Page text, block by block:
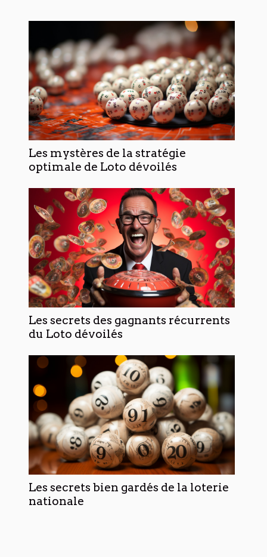
Les mystères de la stratégie
optimale de Loto dévoilés
Les secrets des gagnants récurrents
du Loto dévoilés
Les secrets bien gardés de la loterie
nationale